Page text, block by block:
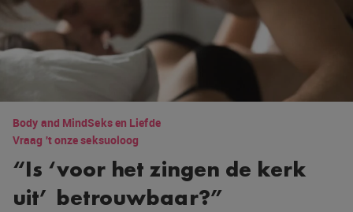
Body and MindSeks en Liefde
Vraag 't onze seksuoloog
“Is ‘voor het zingen de kerk
uit’ betrouwbaar?”